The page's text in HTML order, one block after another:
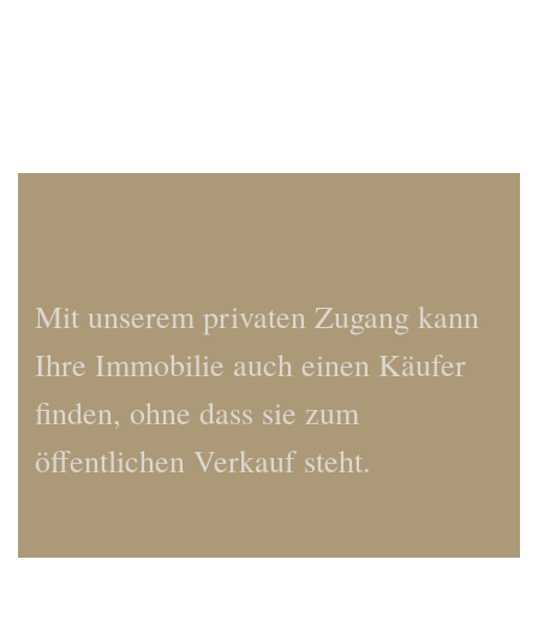
Mit unserem privaten Zugang kann
Ihre Immobilie auch einen Käufer
finden, ohne dass sie zum
öffentlichen Verkauf steht.